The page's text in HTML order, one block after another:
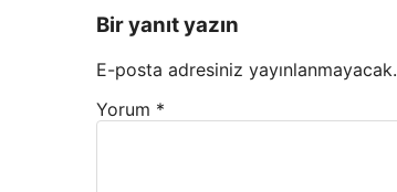
Bir yanıt yazın
E-posta adresiniz yayınlanmayacak.
Yorum *